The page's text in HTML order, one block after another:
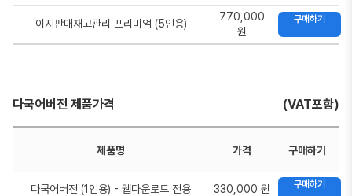
이지판매재고관리 프리미엄 (5인용)
770,000
원
구매하기
다국어버전 제품가격 (VAT포함)
제품명 가격 구매하기
다국어버전 (1인용) - 웹다운로드 전용 330,000 원 구매하기